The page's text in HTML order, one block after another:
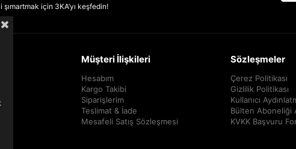
için 3KA’yı keşfedin!
Müşteri İlişkileri
Hesabım
Kargo Takibi
Siparişlerim
Teslimat & İade
Mesafeli Satış Sözleşmesi
Sözleşmeler
Çerez Politikası
Gizlilik Politikası
Kullanıcı
Bülten Aboneliği
KVKK Başvuru